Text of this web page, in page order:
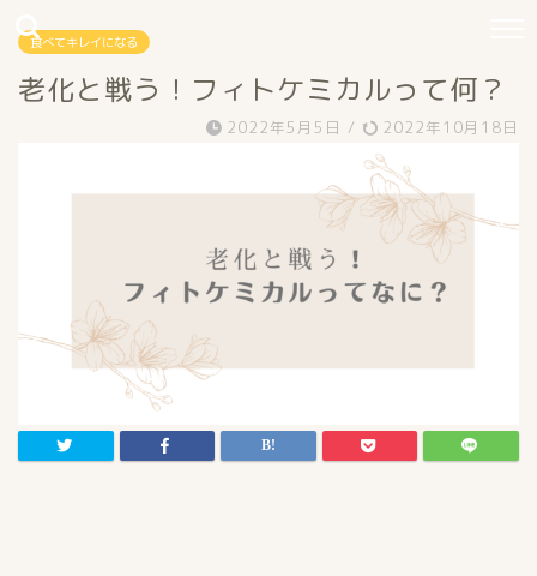
食べてキレイになる
老化と戦う！フィトケミカルって何？
2022年5月5日 / 2022年10月18日